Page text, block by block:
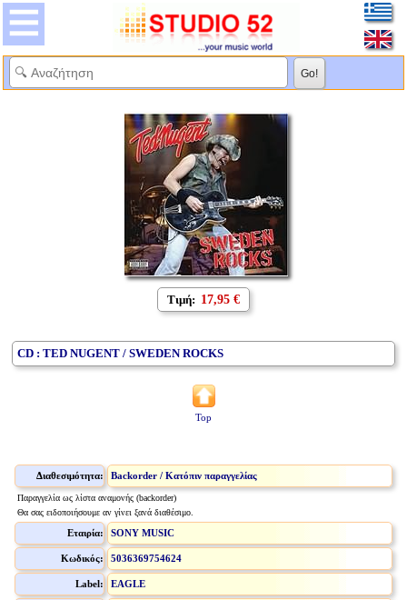
Τιμή: 17,95 €
CD : TED NUGENT / SWEDEN ROCKS
Top
Διαθεσιμότητα: Backorder / Κατόπιν παραγγελίας
Παραγγελία ως λίστα αναμονής (backorder)
Θα σας ειδοποιήσουμε αν γίνει ξανά διαθέσιμο.
Εταιρία: SONY MUSIC
Κωδικός: 5036369754624
Label: EAGLE